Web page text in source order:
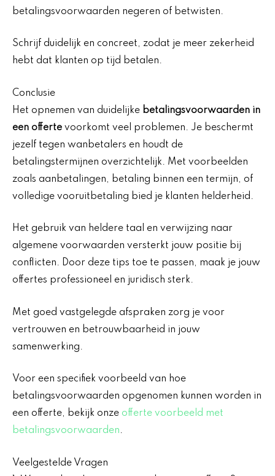
betalingsvoorwaarden negeren of betwisten.
Schrijf duidelijk en concreet, zodat je meer zekerheid
hebt dat klanten op tijd betalen.
Conclusie
Het opnemen van duidelijke betalingsvoorwaarden in
een offerte voorkomt veel problemen. Je beschermt
jezelf tegen wanbetalers en houdt de
betalingstermijnen overzichtelijk. Met voorbeelden
zoals aanbetalingen, betaling binnen een termijn, of
volledige vooruitbetaling bied je klanten helderheid.
Het gebruik van heldere taal en verwijzing naar
algemene voorwaarden versterkt jouw positie bij
conflicten. Door deze tips toe te passen, maak je jouw
offertes professioneel en juridisch sterk.
Met goed vastgelegde afspraken zorg je voor
vertrouwen en betrouwbaarheid in jouw
samenwerking.
Voor een specifiek voorbeeld van hoe
betalingsvoorwaarden opgenomen kunnen worden in
een offerte, bekijk onze offerte voorbeeld met
betalingsvoorwaarden.
Veelgestelde Vragen